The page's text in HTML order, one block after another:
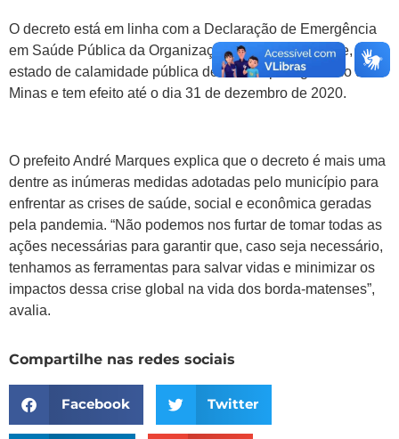
O decreto está em linha com a Declaração de Emergência
em Saúde Pública da Organização Mundial de Saúde, o
estado de calamidade pública decretado pelo governo de
Minas e tem efeito até o dia 31 de dezembro de 2020.
O prefeito André Marques explica que o decreto é mais uma
dentre as inúmeras medidas adotadas pelo município para
enfrentar as crises de saúde, social e econômica geradas
pela pandemia. “Não podemos nos furtar de tomar todas as
ações necessárias para garantir que, caso seja necessário,
tenhamos as ferramentas para salvar vidas e minimizar os
impactos dessa crise global na vida dos borda-matenses”,
avalia.
Compartilhe nas redes sociais
Facebook Twitter